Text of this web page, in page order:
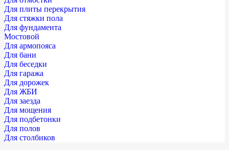
Для плиты перекрытия
Для стяжки пола
Для фундамента
Мостовой
Для армопояса
Для бани
Для беседки
Для гаража
Для дорожек
Для ЖБИ
Для заезда
Для мощения
Для подбетонки
Для полов
Для столбиков